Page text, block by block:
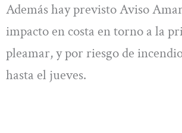
Además hay previsto Aviso
impacto en costa en torno a la
pleamar, y por riesgo de
hasta el jueves.